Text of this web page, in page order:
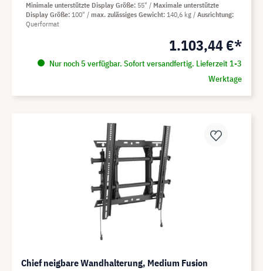
1.103,44 €*
Nur noch 5 verfügbar. Sofort versandfertig. Lieferzeit 1-3
Werktage
Minimale unterstützte Display Größe 55"
Maximale unterstützte
Display Größe 100" max. zulässiges Gewicht 140,6 kg
Ausrichtung
Querformat
Chief neigbare Wandhalterung, Medium Fusion